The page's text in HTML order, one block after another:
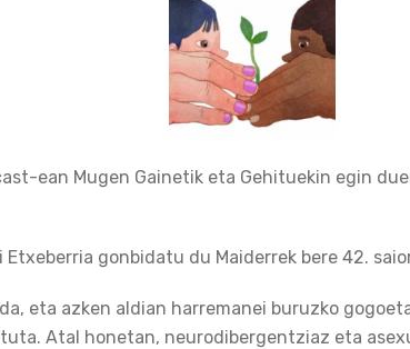
ean Mugen Gainetik eta Gehituekin egin
gonbidatu du Maiderrek bere 42.
eta azken aldian harremanei buruzko
Atal honetan, neurodibergentziaz eta